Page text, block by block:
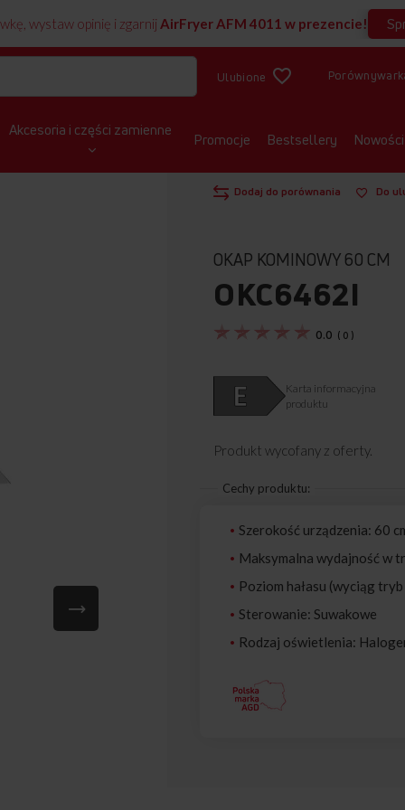
wystaw opinię i zgarnij AirFryer AFM 4011 w prezencie!
Ulubione
Akcesoria i części zamienne Promocje Bestsellery Nowości
Dodaj do porównania Do
OKAP KOMINOWY 60 CM
OKC6462I
0.0 ( 0 )
Karta informacyjna
produktu
Produkt wycofany z oferty.
Cechy produktu:
Szerokość urządzenia: 60
Maksymalna wydajność w
Poziom hałasu (wyciąg
Sterowanie: Suwakowe
Rodzaj oświetlenia: